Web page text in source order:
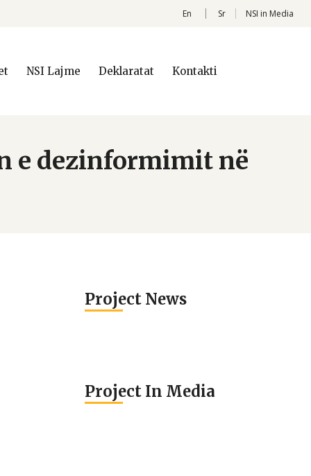
En Sr NSI in Media
NSI Lajme Deklaratat Kontakti
e dezinformimit në
Project News
Project In Media